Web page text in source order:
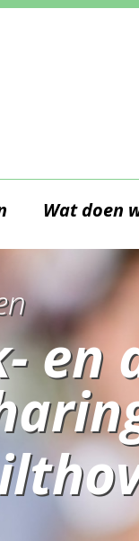
Wat doen
en